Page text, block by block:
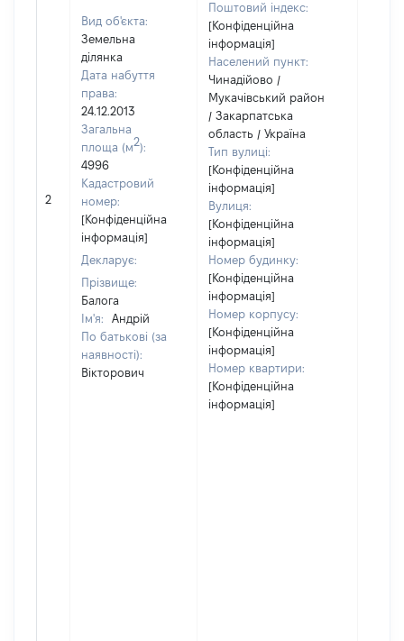
2
Вид об'єкта:
Земельна
ділянка
Дата набуття
права:
24.12.2013
Загальна
площа (м2):
4996
Кадастровий
номер:
[Конфіденційна
інформація]
Декларує:
Прізвище:
Балога
Ім'я:
Андрій
По батькові (за
наявності):
Вікторович
Поштовий індекс:
[Конфіденційна
інформація]
Населений пункт:
Чинадійово /
Мукачівський район
/ Закарпатська
область / Україна
Тип вулиці:
[Конфіденційна
інформація]
Вулиця:
[Конфіденційна
інформація]
Номер будинку:
[Конфіденційна
інформація]
Номер корпусу:
[Конфіденційна
інформація]
Номер квартири:
[Конфіденційна
інформація]